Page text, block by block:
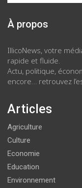
À propos
IllicoNews, votre
rapide et fluide.
Actu, politique,
encore… retrouvez
Articles
Agriculture
Culture
Economie
Education
Environnement